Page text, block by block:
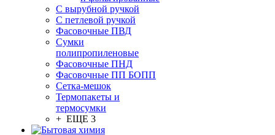
С вырубной ручкой
С петлевой ручкой
Фасовочные ПВД
Сумки
полипропиленовые
Фасовочные ПНД
Фасовочные ПП БОПП
Сетка-мешок
Термопакеты и
термосумки
+ ЕЩЕ 3